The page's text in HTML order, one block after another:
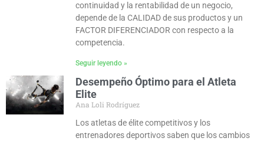
continuidad y la rentabilidad de un negocio,
depende de la CALIDAD de sus productos y un
FACTOR DIFERENCIADOR con respecto a la
competencia.
Seguir leyendo »
Desempeño Óptimo para el Atleta
Elite
Ana Loli Rodríguez
Los atletas de élite competitivos y los
entrenadores deportivos saben que los cambios